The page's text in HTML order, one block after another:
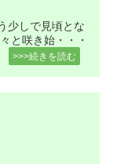
少しで見頃とな
と咲き始・・・
>>>続きを読む